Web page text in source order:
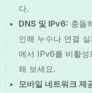
다.
DNS 및 IPv6: 충돌
인해 누수나 연결
에서 IPv6를 비활
해 보세요.
모바일 네트워크 제